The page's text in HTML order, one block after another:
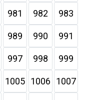
981 982 983
989 990 991
997 998 999
1005 1006 1007